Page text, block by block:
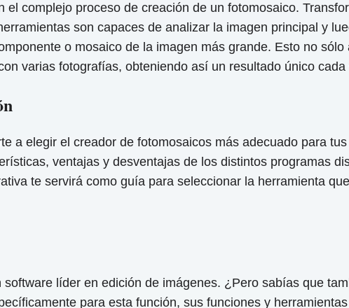
el complejo proceso de creación de un fotomosaico.
son capaces de analizar la imagen principal y
o mosaico de la imagen más grande. Esto no
varias fotografías, obteniendo así un resultado único cada
a elegir el creador de fotomosaicos más adecuado para
ventajas y desventajas de los distintos programas
te servirá como guía para seleccionar la herramienta
líder en edición de imágenes. ¿Pero sabías que
para esta función, sus funciones y